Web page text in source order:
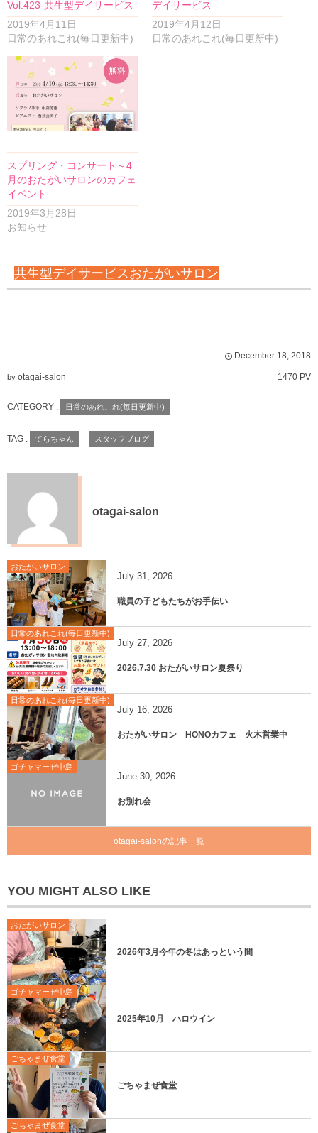
Vol.423-共生型デイサービス
2019年4月11日
日常のあれこれ(毎日更新中)
デイサービス
2019年4月12日
日常のあれこれ(毎日更新中)
スプリング・コンサート～4
月のおたがいサロンのカフェ
イベント
2019年3月28日
お知らせ
共生型デイサービスおたがいサロン
December 18, 2018
by otagai-salon 1470 PV
CATEGORY : 日常のあれこれ(毎日更新中)
TAG : てらちゃん スタッフブログ
otagai-salon
おたがいサロン
July 31, 2026
職員の子どもたちがお手伝い
日常のあれこれ(毎日更新中)
July 27, 2026
2026.7.30 おたがいサロン夏祭り
日常のあれこれ(毎日更新中)
July 16, 2026
おたがいサロン HONOカフェ 火木営業中
ゴチャマーゼ中島
June 30, 2026
お別れ会
otagai-salonの記事一覧
YOU MIGHT ALSO LIKE
おたがいサロン
2026年3月今年の冬はあっという間
ゴチャマーゼ中島
2025年10月 ハロウイン
ごちゃまぜ食堂
ごちゃまぜ食堂
ごちゃまぜ食堂